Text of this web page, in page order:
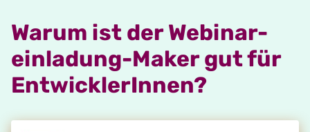
Warum ist der Webinar-
einladung-Maker gut für
EntwicklerInnen?